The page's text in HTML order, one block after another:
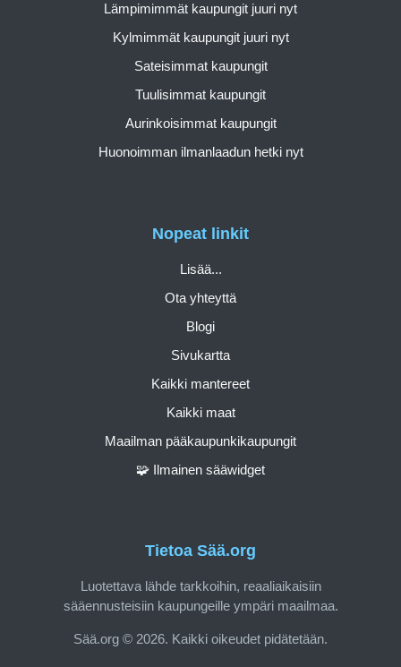
Tietoa Sää.org
Luotettava lähde tarkkoihin, reaaliaikaisiin
sääennusteisiin kaupungeille ympäri maailmaa.
Sää.org © 2026. Kaikki oikeudet pidätetään.
Nopeat linkit
Lisää...
Ota yhteyttä
Blogi
Sivukartta
Kaikki mantereet
Kaikki maat
Maailman pääkaupunkikaupungit
🧩 Ilmainen sääwidget
Lämpimimmät kaupungit juuri nyt
Kylmimmät kaupungit juuri nyt
Sateisimmat kaupungit
Tuulisimmat kaupungit
Aurinkoisimmat kaupungit
Huonoimman ilmanlaadun hetki nyt